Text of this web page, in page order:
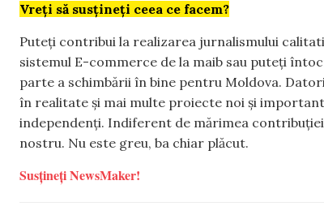
Vreți să susțineți ceea ce facem?
Puteți contribui la realizarea jurnalismului
sistemul E-commerce de la maib sau puteți
parte a schimbării în bine pentru Moldova.
în realitate și mai multe proiecte noi și
independenți. Indiferent de mărimea
nostru. Nu este greu, ba chiar plăcut.
Susțineți NewsMaker!